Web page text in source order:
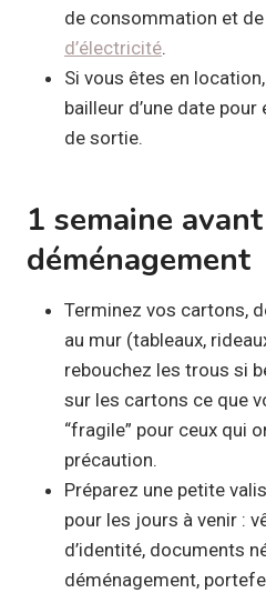
de consommation et de
d’électricité.
Si vous êtes en
bailleur d’une date
de sortie.
1 semaine
déménagement
Terminez vos cartons,
au mur (tableaux,
rebouchez les trous si
sur les cartons ce que
“fragile” pour ceux qui
précaution.
Préparez une petite
pour les jours à venir :
d’identité, documents
déménagement,